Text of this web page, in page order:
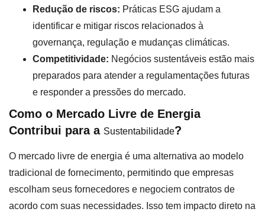
Redução de riscos: Práticas ESG ajudam a
identificar e mitigar riscos relacionados à
governança, regulação e mudanças climáticas.
Competitividade: Negócios sustentáveis estão mais
preparados para atender a regulamentações futuras
e responder a pressões do mercado.
Como o Mercado Livre de Energia
Contribui para a Sustentabilidade?
O mercado livre de energia é uma alternativa ao modelo
tradicional de fornecimento, permitindo que empresas
escolham seus fornecedores e negociem contratos de
acordo com suas necessidades. Isso tem impacto direto na